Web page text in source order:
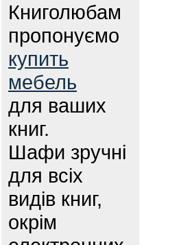
Книголюбам
пропонуємо
купить
мебель
для ваших
книг.
Шафи зручні
для всіх
видів книг,
окрім